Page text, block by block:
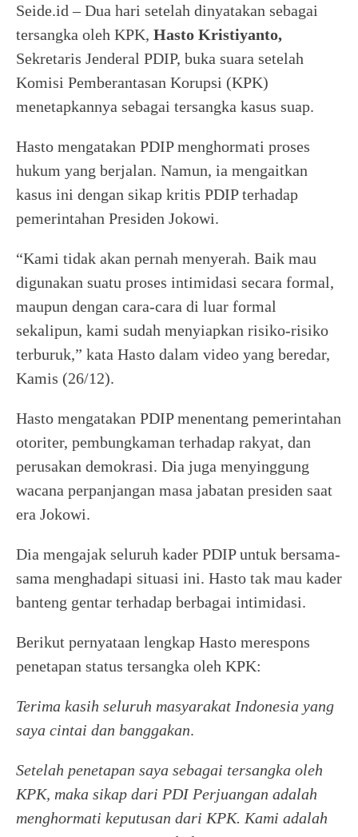
Seide.id – Dua hari setelah dinyatakan sebagai
tersangka oleh KPK, Hasto Kristiyanto,
Sekretaris Jenderal PDIP, buka suara setelah
Komisi Pemberantasan Korupsi (KPK)
menetapkannya sebagai tersangka kasus suap.
Hasto mengatakan PDIP menghormati proses
hukum yang berjalan. Namun, ia mengaitkan
kasus ini dengan sikap kritis PDIP terhadap
pemerintahan Presiden Jokowi.
“Kami tidak akan pernah menyerah. Baik mau
digunakan suatu proses intimidasi secara formal,
maupun dengan cara-cara di luar formal
sekalipun, kami sudah menyiapkan risiko-risiko
terburuk,” kata Hasto dalam video yang beredar,
Kamis (26/12).
Hasto mengatakan PDIP menentang pemerintahan
otoriter, pembungkaman terhadap rakyat, dan
perusakan demokrasi. Dia juga menyinggung
wacana perpanjangan masa jabatan presiden saat
era Jokowi.
Dia mengajak seluruh kader PDIP untuk bersama-
sama menghadapi situasi ini. Hasto tak mau kader
banteng gentar terhadap berbagai intimidasi.
Berikut pernyataan lengkap Hasto merespons
penetapan status tersangka oleh KPK:
Terima kasih seluruh masyarakat Indonesia yang
saya cintai dan banggakan.
Setelah penetapan saya sebagai tersangka oleh
KPK, maka sikap dari PDI Perjuangan adalah
menghormati keputusan dari KPK. Kami adalah